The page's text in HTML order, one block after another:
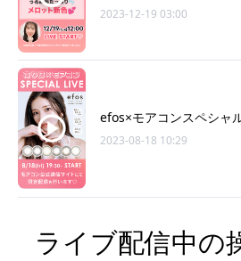
2023-12-19 03:00
efos×モアコンスペシャ
2023-08-18 10:29
ライブ配信中